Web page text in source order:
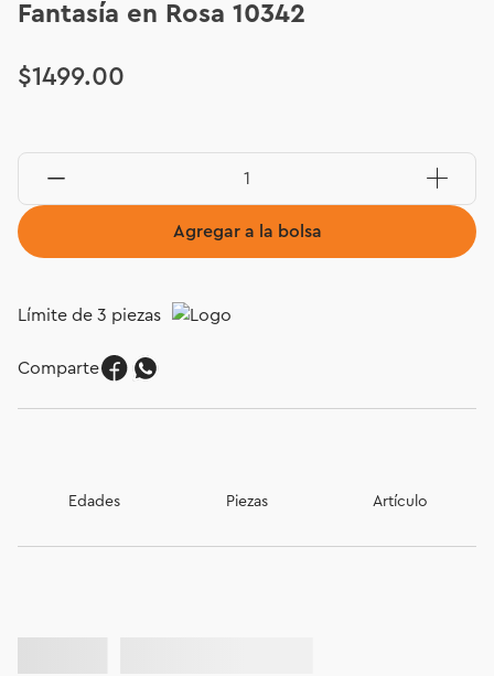
Fantasía en Rosa 10342
$1499.00
Agregar a la bolsa
Límite de 3 piezas
Comparte
Edades Piezas Artículo